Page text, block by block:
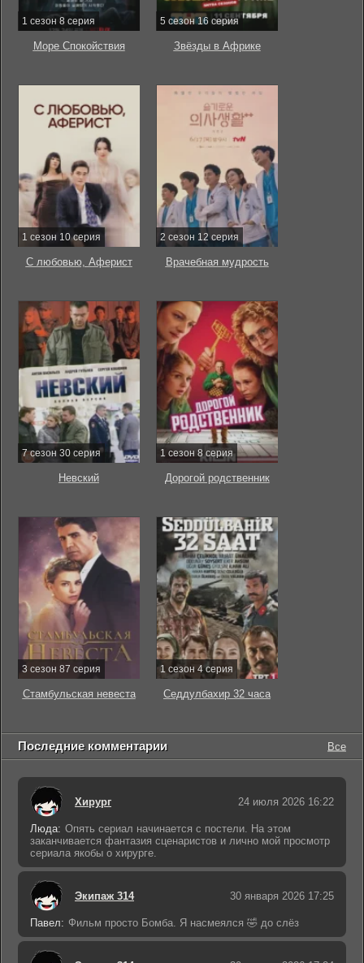
1 сезон 8 серия
Море Спокойствия
5 сезон 16 серия
Звёзды в Африке
1 сезон 10 серия
С любовью, Аферист
2 сезон 12 серия
Врачебная мудрость
7 сезон 30 серия
Невский
1 сезон 8 серия
Дорогой родственник
3 сезон 87 серия
Стамбульская невеста
1 сезон 4 серия
Седдулбахир 32 часа
Последние комментарии Все
Хирург 24 июля 2026 16:22
Люда: Опять сериал начинается с постели. На этом
заканчивается фантазия сценаристов и лично мой просмотр
сериала якобы о хирурге.
Экипаж 314 30 января 2026 17:25
Павел: Фильм просто Бомба. Я насмеялся 🤣 до слёз